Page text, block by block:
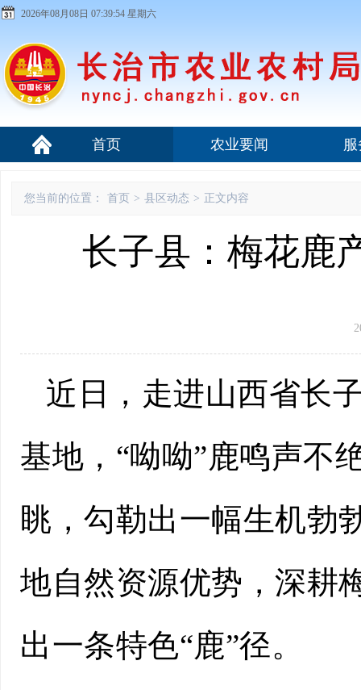
2026年08月08日 07:39:54 星期六
首页 农业要闻
您当前的位置： 首页 > 县区动态 > 正文内容
长子县：梅花鹿
近日，走进山西省长
基地，“呦呦”鹿鸣声不
眺，勾勒出一幅生机勃
地自然资源优势，深耕
出一条特色“鹿”径。